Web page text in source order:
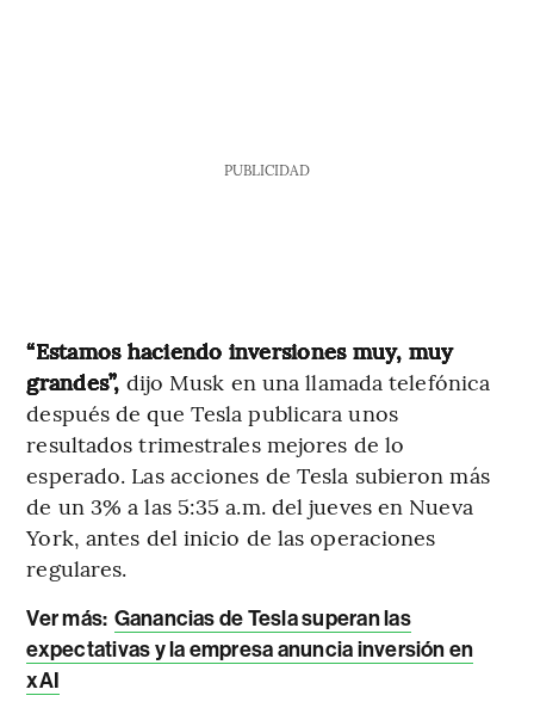
PUBLICIDAD
“Estamos haciendo inversiones muy, muy
grandes”, dijo Musk en una llamada telefónica
después de que Tesla publicara unos
resultados trimestrales mejores de lo
esperado. Las acciones de Tesla subieron más
de un 3% a las 5:35 a.m. del jueves en Nueva
York, antes del inicio de las operaciones
regulares.
Ver más: Ganancias de Tesla superan las
expectativas y la empresa anuncia inversión en
xAI